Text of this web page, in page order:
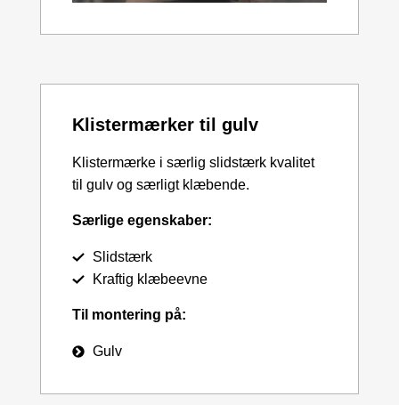
Klistermærker til gulv
Klistermærke i særlig slidstærk kvalitet
til gulv og særligt klæbende.
Særlige egenskaber:
Slidstærk
Kraftig klæbeevne
Til montering på:
Gulv